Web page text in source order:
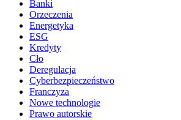
Banki
Orzeczenia
Energetyka
ESG
Kredyty
Cło
Deregulacja
Cyberbezpieczeństwo
Franczyza
Nowe technologie
Prawo autorskie